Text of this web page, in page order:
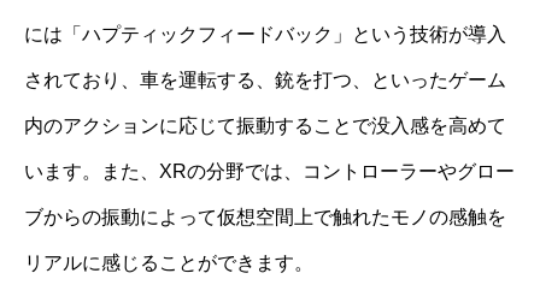
には「ハプティックフィードバック」という技術が導入
されており、車を運転する、銃を打つ、といったゲーム
内のアクションに応じて振動することで没入感を高めて
います。また、XRの分野では、コントローラーやグロー
ブからの振動によって仮想空間上で触れたモノの感触を
リアルに感じることができます。